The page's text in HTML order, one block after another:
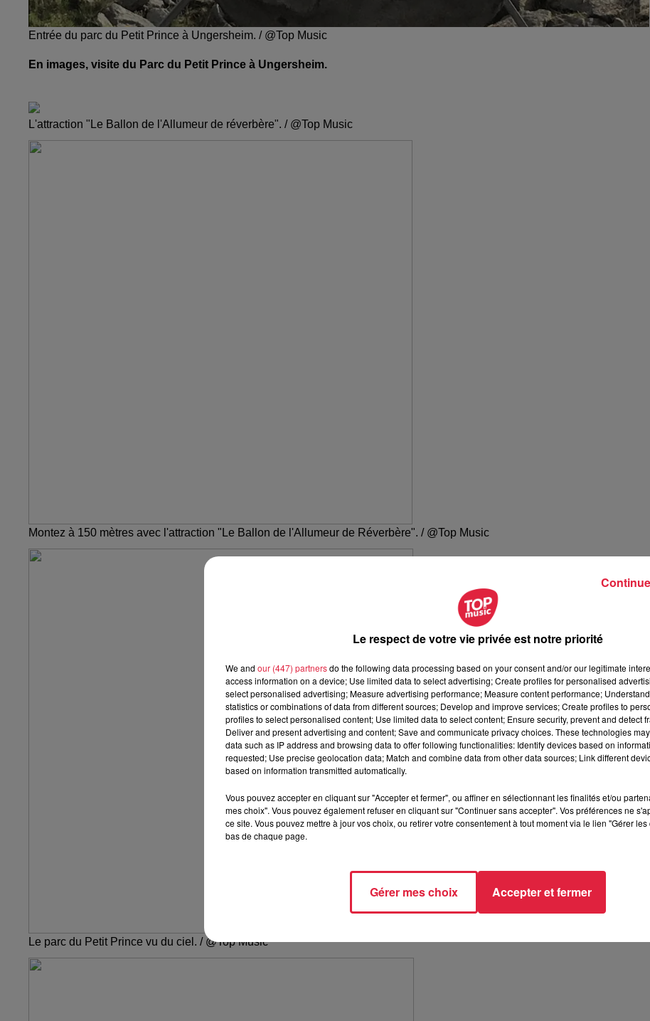
Entrée du parc du Petit Prince à Ungersheim. / @Top Music
En images, visite du Parc du Petit Prince à Ungersheim.
L'attraction "Le Ballon de l'Allumeur de réverbère". / @Top Music
Montez à 150 mètres avec l'attraction "Le Ballon de l'Allumeur de Réverbère". / @Top Music
Le parc du Petit Prince vu du ciel. / @Top Music
Le respect de votre vie privée est notre priorité
We and our (447) partnersdo the following data processing based on your consent and/or our legitimate
access information on a device; Use limited data to select advertising; Create profiles for personalised
select personalised advertising; Measure advertising performance; Measure content performance;
statistics or combinations of data from different sources; Develop and improve services; Create profiles to
profiles to select personalised content; Use limited data to select content; Ensure security, prevent and detect
Deliver and present advertising and content; Save and communicate privacy choices. These technologies
data such as IP address and browsing data to offer following functionalities: Identify devices based on
requested; Use precise geolocation data; Match and combine data from other data sources; Link different
based on information transmitted automatically.
Vous pouvez accepter en cliquant sur "Accepter et fermer", ou affiner en sélectionnant les finalités et/ou
mes choix". Vous pouvez également refuser en cliquant sur "Continuer sans accepter". Vos préférences ne
ce site. Vous pouvez mettre à jour vos choix, ou retirer votre consentement à tout moment via le lien "Gérer
bas de chaque page.
Gérer mes choix Accepter et fermer